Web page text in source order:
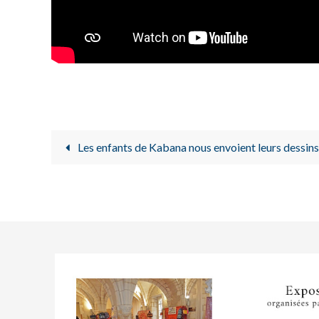
Les enfants de Kabana nous envoient leurs